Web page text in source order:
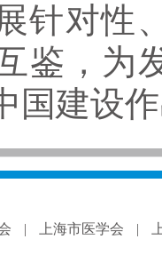
针对性
鉴，为
国建设